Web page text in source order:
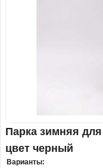
Парка зимняя
цвет черный
Варианты: